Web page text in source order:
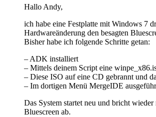
Hallo Andy,
ich habe eine Festplatte mit Windows 7
Hardwareänderung den besagten
Bisher habe ich folgende Schritte getan:
– ADK installiert
– Mittels deinem Script eine
– Diese ISO auf eine CD gebrannt und
– Im dortigen Menü MergeIDE
Das System startet neu und bricht wieder
Bluescreen ab.